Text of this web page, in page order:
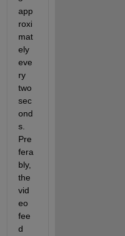
app
roxi
mat
ely
eve
ry
two
sec
ond
s.
Pre
fera
bly,
the
vid
eo
fee
d